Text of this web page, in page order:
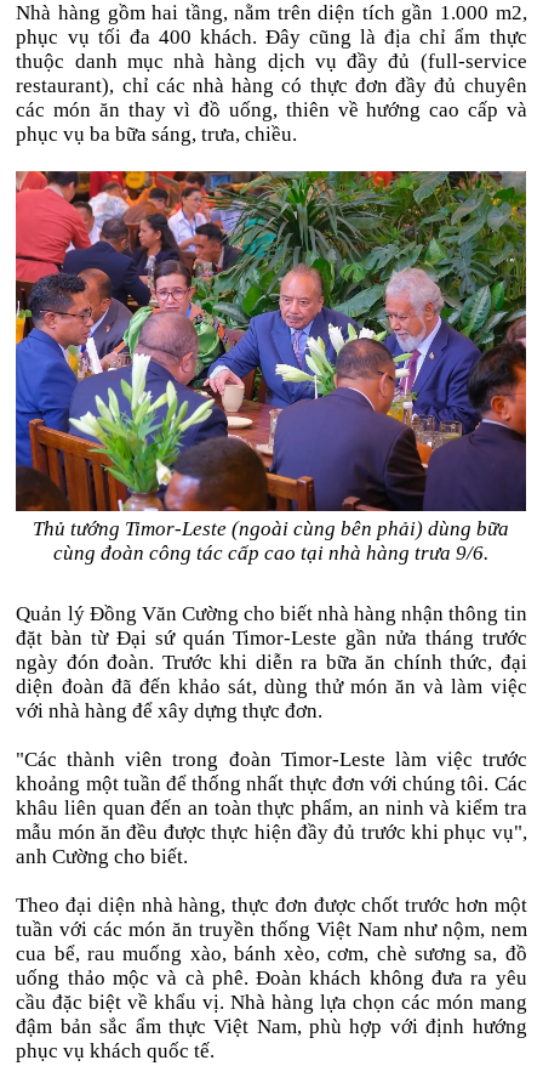
Nhà hàng gồm hai tầng, nằm trên diện tích gần 1.000 m2,
phục vụ tối đa 400 khách. Đây cũng là địa chỉ ẩm thực
thuộc danh mục nhà hàng dịch vụ đầy đủ (full-service
restaurant), chỉ các nhà hàng có thực đơn đầy đủ chuyên
các món ăn thay vì đồ uống, thiên về hướng cao cấp và
phục vụ ba bữa sáng, trưa, chiều.
Thủ tướng Timor-Leste (ngoài cùng bên phải) dùng bữa
cùng đoàn công tác cấp cao tại nhà hàng trưa 9/6.
Quản lý Đồng Văn Cường cho biết nhà hàng nhận thông tin
đặt bàn từ Đại sứ quán Timor-Leste gần nửa tháng trước
ngày đón đoàn. Trước khi diễn ra bữa ăn chính thức, đại
diện đoàn đã đến khảo sát, dùng thử món ăn và làm việc
với nhà hàng để xây dựng thực đơn.
"Các thành viên trong đoàn Timor-Leste làm việc trước
khoảng một tuần để thống nhất thực đơn với chúng tôi. Các
khâu liên quan đến an toàn thực phẩm, an ninh và kiểm tra
mẫu món ăn đều được thực hiện đầy đủ trước khi phục vụ",
anh Cường cho biết.
Theo đại diện nhà hàng, thực đơn được chốt trước hơn một
tuần với các món ăn truyền thống Việt Nam như nộm, nem
cua bể, rau muống xào, bánh xèo, cơm, chè sương sa, đồ
uống thảo mộc và cà phê. Đoàn khách không đưa ra yêu
cầu đặc biệt về khẩu vị. Nhà hàng lựa chọn các món mang
đậm bản sắc ẩm thực Việt Nam, phù hợp với định hướng
phục vụ khách quốc tế.